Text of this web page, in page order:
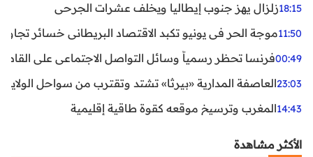
18:15زلزال يهز جنوب إيطاليا ويخلف عشرات الجرحى
11:50موجة الحر في يونيو تكبد الاقتصاد البريطاني خسائر تجاوزت 1.5 مليار
00:49فرنسا تحظر رسمياً وسائل التواصل الاجتماعي على القاصرين
23:03العاصفة المدارية «بيرثا» تشتد وتقترب من سواحل
14:43المغرب وترسيخ موقعه كقوة طاقية إقليمية
الأكثر مشاهدة